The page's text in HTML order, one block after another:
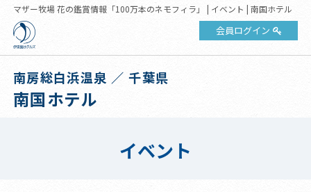
マザー牧場 花の鑑賞情報「100万本のネモフィラ」 | イベント | 南国ホテル
会員ログイン
南房総白浜温泉 ／ 千葉県
南国ホテル
イベント